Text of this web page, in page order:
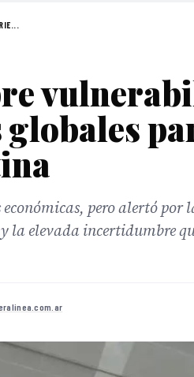
pero alertó por
la elevada incertidumbre